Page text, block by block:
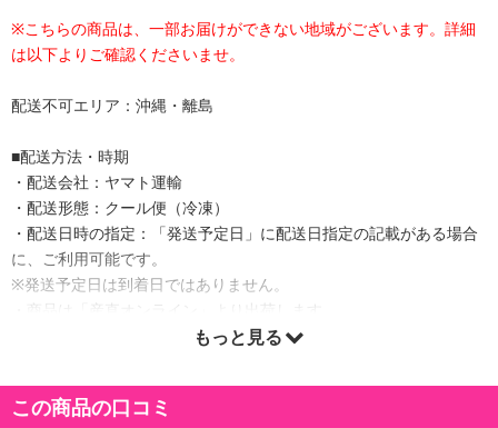
※こちらの商品は、一部お届けができない地域がございます。詳細
は以下よりご確認くださいませ。
配送不可エリア：沖縄・離島
■配送方法・時期
・配送会社：ヤマト運輸
・配送形態：クール便（冷凍）
・配送日時の指定：「発送予定日」に配送日指定の記載がある場合
に、ご利用可能です。
※発送予定日は到着日ではありません。
・商品は「産直オンライン」より出荷します。
商品詳細
もっと見る
この商品の口コミ